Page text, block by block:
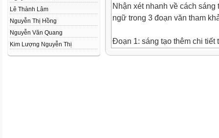
Lê Thành Lâm
Nguyễn Thị Hồng
Nguyễn Văn Quang
Kim Lượng Nguyễn Thị
Nhận xét nhanh về cách
ngữ trong 3 đoạn văn tham
Đoạn 1: sáng tạo thêm chi tiết